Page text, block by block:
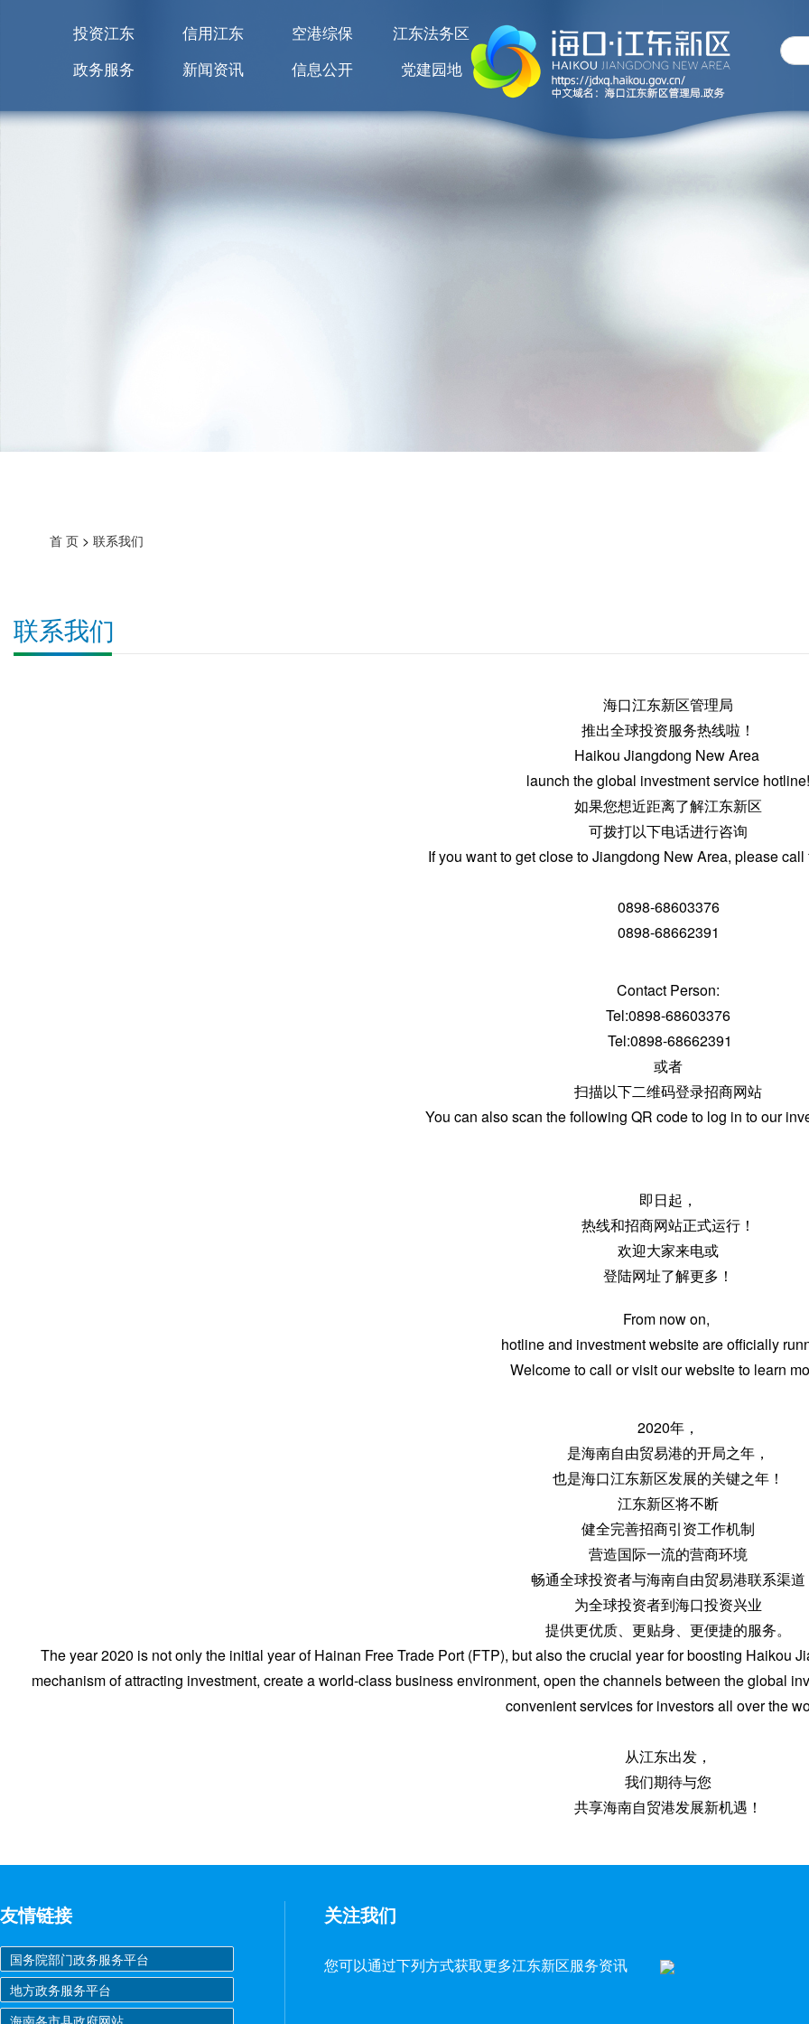
投资江东 信用江东 空港综保
江东法务区
政务服务
新闻资讯 信息公开 党建园地
首 页 > 联系我们
联系我们
海口江东新区管理局
推出全球投资服务热线啦！
Haikou Jiangdong New Area
launch the global investment service hotline!
如果您想近距离了解江东新区
可拨打以下电话进行咨询
If you want to get close to Jiangdong New Area, please
0898-68603376
0898-68662391
Contact Person:
Tel:0898-68603376
Tel:0898-68662391
或者
扫描以下二维码登录招商网站
You can also scan the following QR code to log in to our
即日起，
热线和招商网站正式运行！
欢迎大家来电或
登陆网址了解更多！
From now on,
hotline and investment website are officially
Welcome to call or visit our website to learn
2020年，
是海南自由贸易港的开局之年，
也是海口江东新区发展的关键之年！
江东新区将不断
健全完善招商引资工作机制
营造国际一流的营商环境
畅通全球投资者与海南自由贸易港联系渠道
为全球投资者到海口投资兴业
提供更优质、更贴身、更便捷的服务。
The year 2020 is not only the initial year of Hainan Free Trade Port (FTP), but also the crucial year for boosting
mechanism of attracting investment, create a world-class business environment, open the channels between the global
convenient services for investors all over the
从江东出发，
我们期待与您
共享海南自贸港发展新机遇！
友情链接 关注我们
您可以通过下列方式获取更多江东新区服务资讯